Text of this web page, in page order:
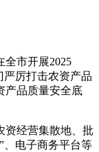
市开展2025
严厉打击农资产品
产品质量安全底
经营集散地、批
、电子商务平台等